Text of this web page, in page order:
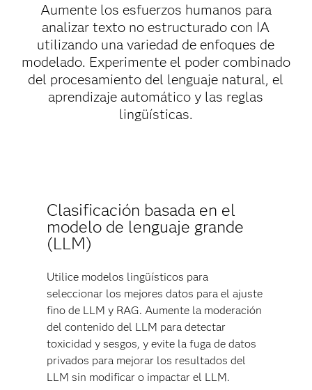
Aumente los esfuerzos humanos para
analizar texto no estructurado con IA
utilizando una variedad de enfoques de
modelado. Experimente el poder combinado
del procesamiento del lenguaje natural, el
aprendizaje automático y las reglas
lingüísticas.
Clasificación basada en el
modelo de lenguaje grande
(LLM)
Utilice modelos lingüísticos para
seleccionar los mejores datos para el ajuste
fino de LLM y RAG. Aumente la moderación
del contenido del LLM para detectar
toxicidad y sesgos, y evite la fuga de datos
privados para mejorar los resultados del
LLM sin modificar o impactar el LLM.